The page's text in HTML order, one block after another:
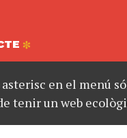
en el menú
tenir un web